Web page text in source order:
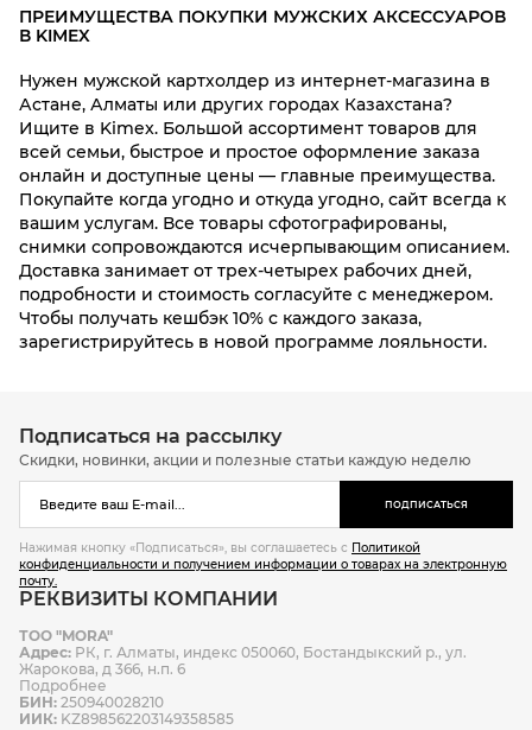
ПРЕИМУЩЕСТВА ПОКУПКИ МУЖСКИХ АКСЕССУАРОВ
В KIMEX
Нужен мужской картхолдер из интернет-магазина в
Астане, Алматы или других городах Казахстана?
Ищите в Kimex. Большой ассортимент товаров для
всей семьи, быстрое и простое оформление заказа
онлайн и доступные цены — главные преимущества.
Покупайте когда угодно и откуда угодно, сайт всегда к
вашим услугам. Все товары сфотографированы,
снимки сопровождаются исчерпывающим описанием.
Доставка занимает от трех-четырех рабочих дней,
подробности и стоимость согласуйте с менеджером.
Чтобы получать кешбэк 10% с каждого заказа,
зарегистрируйтесь в новой программе лояльности.
Подписаться на рассылку
Скидки, новинки, акции и полезные статьи каждую неделю
ПОДПИСАТЬСЯ
Нажимая кнопку «Подписаться», вы соглашаетесь с Политикой
конфиденциальности и получением информации о товарах на электронную
почту.
РЕКВИЗИТЫ КОМПАНИИ
ТОО "MORA"
Адрес: РК, г. Алматы, индекс 050060, Бостандыкский р., ул.
Жарокова, д 366, н.п. 6
Подробнее
БИН: 250940028210
ИИК: KZ898562203149358585